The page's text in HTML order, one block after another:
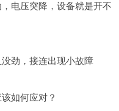
电压突降，设备就是开不
劲，接连出现小故障
如何应对？